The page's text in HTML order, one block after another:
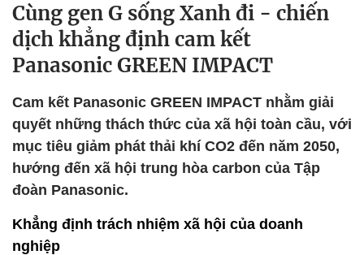
Cùng gen G sống Xanh đi - chiến
dịch khẳng định cam kết
Panasonic GREEN IMPACT
Cam kết Panasonic GREEN IMPACT nhằm giải
quyết những thách thức của xã hội toàn cầu, với
mục tiêu giảm phát thải khí CO2 đến năm 2050,
hướng đến xã hội trung hòa carbon của Tập
đoàn Panasonic.
Khẳng định trách nhiệm xã hội của doanh
nghiệp